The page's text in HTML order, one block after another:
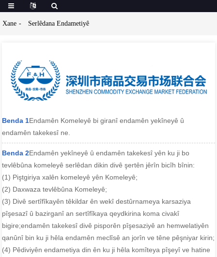
Xane Serlêdana Endametiyê
Benda 1Endamên Komeleyê bi giranî endamên yekîneyê û
endamên takekesî ne.
Benda 2Endamên yekîneyê û endamên takekesî yên ku ji bo
tevlêbûna komeleyê serlêdan dikin divê şertên jêrîn bicîh bînin:
(1) Piştgiriya xalên komeleyê yên Komeleyê;
(2) Daxwaza tevlêbûna Komeleyê;
(3) Divê sertîfîkayên têkildar ên wekî destûrnameya karsaziya
pîşesazî û bazirganî an sertîfîkaya qeydkirina koma civakî
bigire;endamên takekesî divê pisporên pîşesaziyê an hemwelatiyên
qanûnî bin ku ji hêla endamên meclîsê an jorîn ve têne pêşniyar kirin;
(4) Pêdiviyên endametiya din ên ku ji hêla komîteya pîşeyî ve hatine